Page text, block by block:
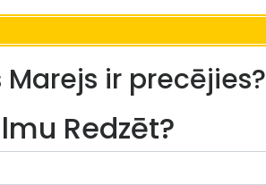
ir precējies?
Redzēt?